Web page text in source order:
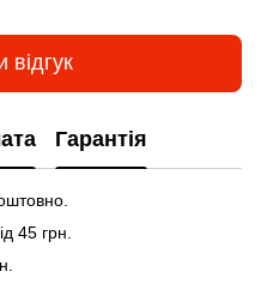
відгук
Гарантія
45 грн.